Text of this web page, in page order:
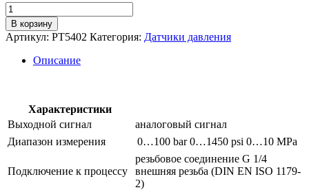
Количество
товара
Преобразователь
давления
pt5402
В корзину
Артикул: PT5402 Категория: Датчики давления
Описание
Характеристики
Выходной сигнал
аналоговый сигнал
Диапазон измерения
0…100 bar 0…1450 psi 0…10 MPa
Подключение к процессу
резьбовое соединение G 1/4
внешняя резьба (DIN EN ISO 1179-
2)